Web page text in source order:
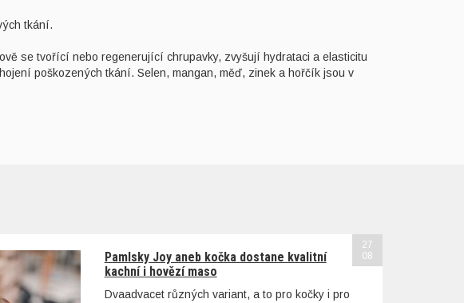
tkání.
se tvořící nebo regenerující chrupavky, zvyšují hydrataci a elasticitu
poškozených tkání. Selen, mangan, měď, zinek a hořčík jsou v
Pamlsky Joy aneb kočka dostane kvalitní
kachní i hovězí maso
Dvaadvacet různých variant, a to pro kočky i pro
27
08